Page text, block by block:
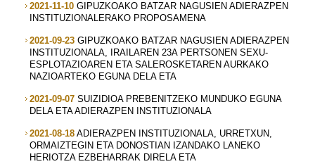
2021-11-10 GIPUZKOAKO BATZAR NAGUSIEN ADIERAZPEN
INSTITUZIONALERAKO PROPOSAMENA
2021-09-23 GIPUZKOAKO BATZAR NAGUSIEN ADIERAZPEN
INSTITUZIONALA, IRAILAREN 23A PERTSONEN SEXU-
ESPLOTAZIOAREN ETA SALEROSKETAREN AURKAKO
NAZIOARTEKO EGUNA DELA ETA
2021-09-07 SUIZIDIOA PREBENITZEKO MUNDUKO EGUNA
DELA ETA ADIERAZPEN INSTITUZIONALA
2021-08-18 ADIERAZPEN INSTITUZIONALA, URRETXUN,
ORMAIZTEGIN ETA DONOSTIAN IZANDAKO LANEKO
HERIOTZA EZBEHARRAK DIRELA ETA